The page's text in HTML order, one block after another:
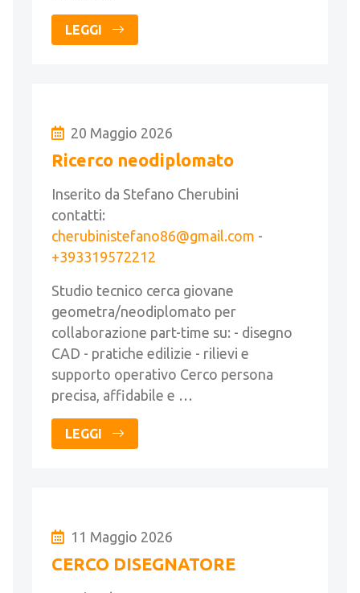
LEGGI
20 Maggio 2026
Ricerco neodiplomato
Inserito da Stefano Cherubini
contatti:
cherubinistefano86@gmail.com -
+393319572212
Studio tecnico cerca giovane
geometra/neodiplomato per
collaborazione part-time su: - disegno
CAD - pratiche edilizie - rilievi e
supporto operativo Cerco persona
precisa, affidabile e …
LEGGI
11 Maggio 2026
CERCO DISEGNATORE